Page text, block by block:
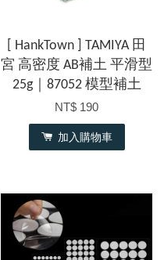
[ HankTown ] TAMIYA 田
宮 高密度 AB補土 平滑型
25g｜87052 模型補土
NT$ 190
加入購物車